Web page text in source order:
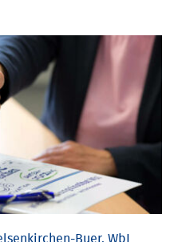
Buer, WbI